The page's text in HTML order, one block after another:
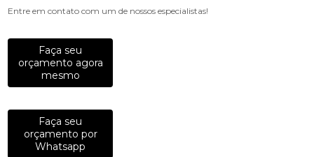
Entre em contato com um de nossos especialistas!
Faça seu
orçamento agora
mesmo
Faça seu
orçamento por
Whatsapp